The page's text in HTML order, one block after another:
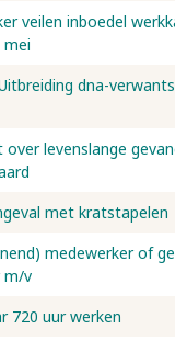
veilen inboedel
dna-
over levenslange
met kratstapelen
medewerker of
m/v
720 uur werken